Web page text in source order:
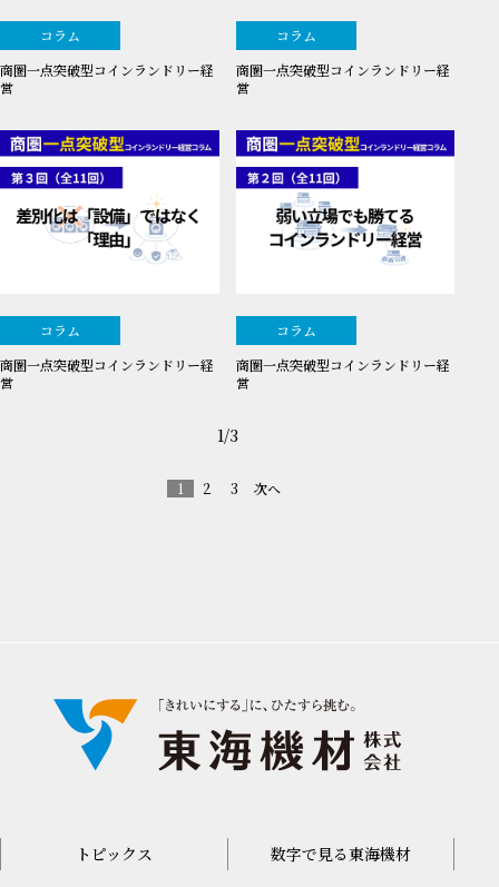
コラム
商圏一点突破型コインランドリー経
営
コラム
商圏一点突破型コインランドリー経
営
コラム
商圏一点突破型コインランドリー経
営
コラム
商圏一点突破型コインランドリー経
営
1/3
1 2 3 次へ
トピックス 数字で見る東海機材